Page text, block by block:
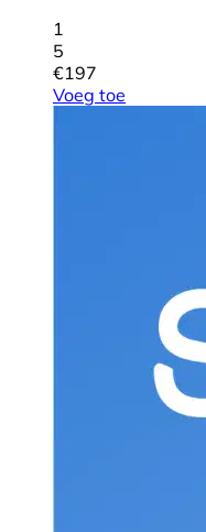
1
5
€197
Voeg toe